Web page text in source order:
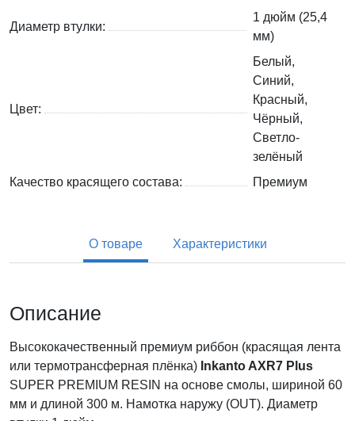
Диаметр втулки:
1 дюйм (25,4
мм)
Цвет:
Белый,
Синий,
Красный,
Чёрный,
Светло-
зелёный
Качество красящего состава:
Премиум
О товаре Характеристики
Описание
Высококачественный премиум риббон (красящая лента
или термотрансферная плёнка) Inkanto AXR7 Plus
SUPER PREMIUM RESIN на основе смолы, шириной 60
мм и длиной 300 м. Намотка наружу (OUT). Диаметр